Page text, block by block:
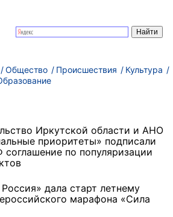
Общество Происшествия
Культура
Иркутской области и АНО
приоритеты» подписали
по популяризации
дала старт летнему
марафона «Сила